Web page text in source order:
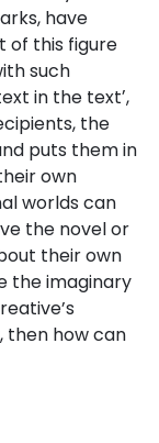
have
of this figure
such
in the textʼ,
the
puts them in
own
worlds can
the novel or
their own
the imaginary
then how can